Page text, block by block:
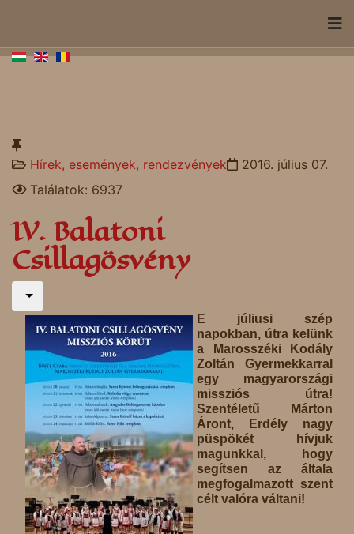
Hírek, események, rendezvények
2016. július 07.
Találatok: 6937
IV. Balatoni
Csillagösvény
E júliusi szép
napokban, útra kelünk
a Marosszéki Kodály
Zoltán Gyermekkarral
egy magyarországi
missziós útra!
Szentéletű Márton
Áront, Erdély nagy
püspökét hívjuk
magunkkal, hogy
segítsen az általa
megfogalmazott szent
célt valóra váltani!